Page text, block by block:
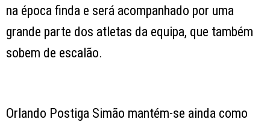
na época finda e será acompanhado por uma
grande parte dos atletas da equipa, que também
sobem de escalão.
Orlando Postiga Simão mantém-se ainda como